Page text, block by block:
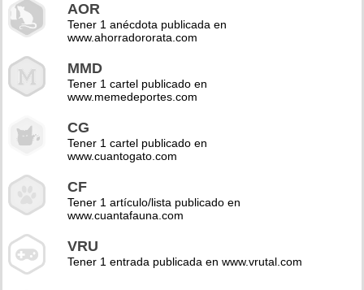
AOR
Tener 1 anécdota publicada en
www.ahorradororata.com
MMD
Tener 1 cartel publicado en
www.memedeportes.com
CG
Tener 1 cartel publicado en
www.cuantogato.com
CF
Tener 1 artículo/lista publicado en
www.cuantafauna.com
VRU
Tener 1 entrada publicada en www.vrutal.com